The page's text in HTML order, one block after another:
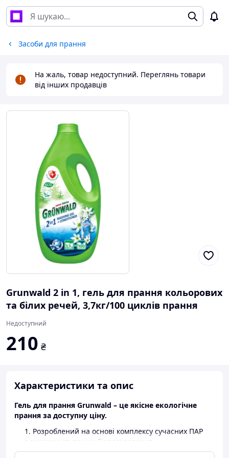
Засоби для прання
На жаль, товар недоступний. Переглянь товари
від інших продавців
Grunwald 2 in 1, гель для прання кольорових
та білих речей, 3,7кг/100 циклів прання
Недоступний
210 ₴
Характеристики та опис
Гель для прання Grunwald – це якісне екологічне
прання за доступну ціну.
Розроблений на основі комплексу сучасних ПАР
з високим ступенем біорозкладання
Виготовлений з європейських компонентів,